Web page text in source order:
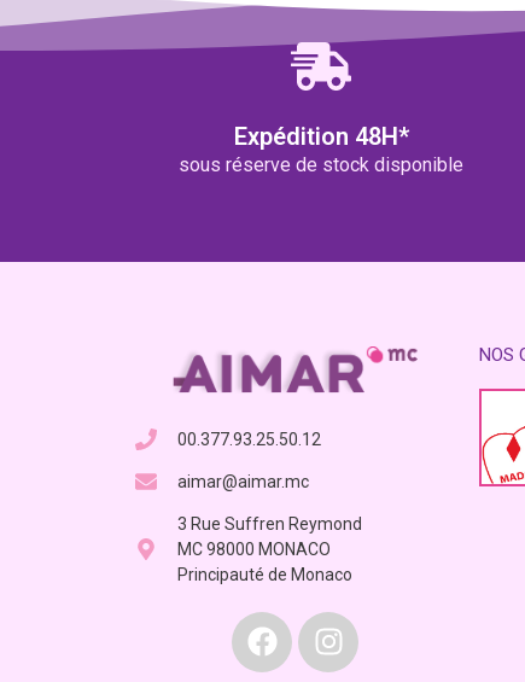
Expédition 48H*
sous réserve de stock disponible
00.377.93.25.50.12
aimar@aimar.mc
3 Rue Suffren Reymond
MC 98000 MONACO
Principauté de Monaco
NOS